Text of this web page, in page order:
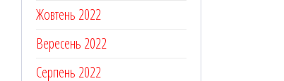
Жовтень 2022
Вересень 2022
Серпень 2022